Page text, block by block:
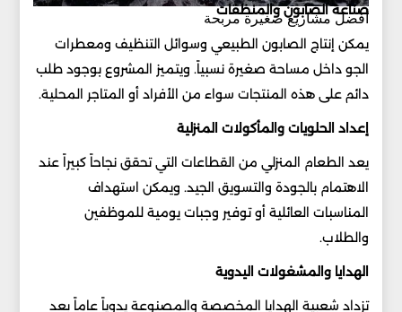
أفضل مشاريع صغيرة مربحة
صناعة الصابون والمنظفات
يمكن إنتاج الصابون الطبيعي وسوائل التنظيف ومعطرات
الجو داخل مساحة صغيرة نسبياً. ويتميز المشروع بوجود طلب
دائم على هذه المنتجات سواء من الأفراد أو المتاجر المحلية.
إعداد الحلويات والمأكولات المنزلية
يعد الطعام المنزلي من القطاعات التي تحقق نجاحاً كبيراً عند
الاهتمام بالجودة والتسويق الجيد. ويمكن استهداف
المناسبات العائلية أو توفير وجبات يومية للموظفين
والطلاب.
الهدايا والمشغولات اليدوية
تزداد شعبية الهدايا المخصصة والمصنوعة يدوياً عاماً بعد